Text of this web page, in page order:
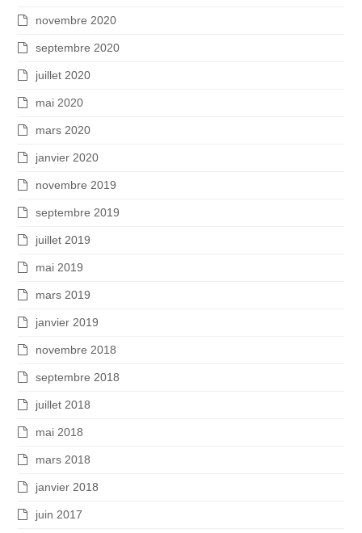
novembre 2020
septembre 2020
juillet 2020
mai 2020
mars 2020
janvier 2020
novembre 2019
septembre 2019
juillet 2019
mai 2019
mars 2019
janvier 2019
novembre 2018
septembre 2018
juillet 2018
mai 2018
mars 2018
janvier 2018
juin 2017